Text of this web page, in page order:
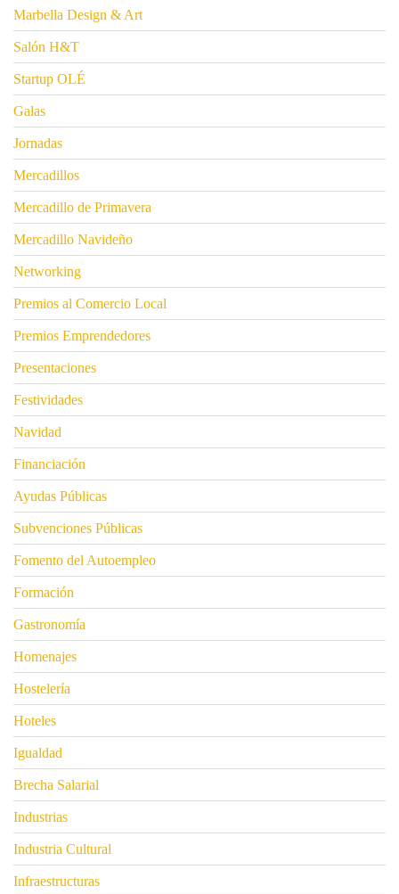
Marbella Design & Art
Salón H&T
Startup OLÉ
Galas
Jornadas
Mercadillos
Mercadillo de Primavera
Mercadillo Navideño
Networking
Premios al Comercio Local
Premios Emprendedores
Presentaciones
Festividades
Navidad
Financiación
Ayudas Públicas
Subvenciones Públicas
Fomento del Autoempleo
Formación
Gastronomía
Homenajes
Hostelería
Hoteles
Igualdad
Brecha Salarial
Industrias
Industria Cultural
Infraestructuras